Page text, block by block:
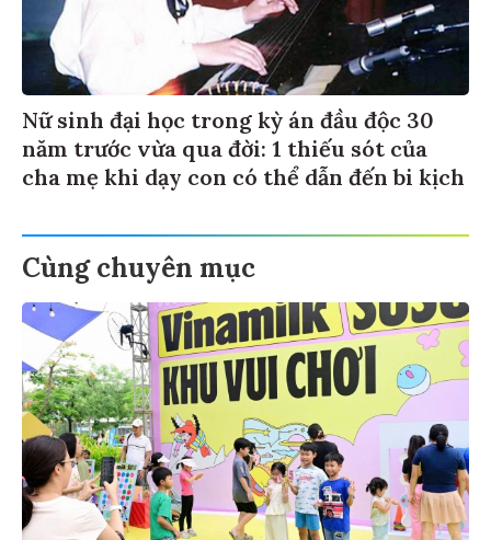
Nữ sinh đại học trong kỳ án đầu độc 30
năm trước vừa qua đời: 1 thiếu sót của
cha mẹ khi dạy con có thể dẫn đến bi kịch
Cùng chuyên mục